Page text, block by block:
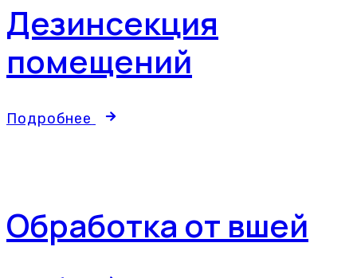
Дезинсекция
помещений
Подробнее
Обработка от вшей